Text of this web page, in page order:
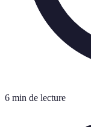
6 min de lecture